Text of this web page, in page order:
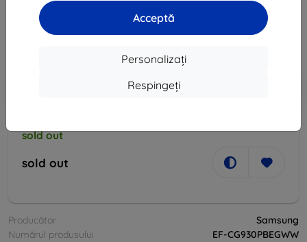
Acceptă
Personalizați
Respingeți
197 lei
177 lei
Reducere cu cuponEXTRA10
sold out
sold out
Producător
Samsung
Numărul produsului
EF-CG930PBEGWW